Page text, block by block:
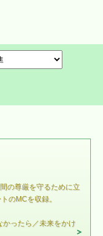
の尊厳を守るために立
のMCを収録。
ったら／未来をかけ